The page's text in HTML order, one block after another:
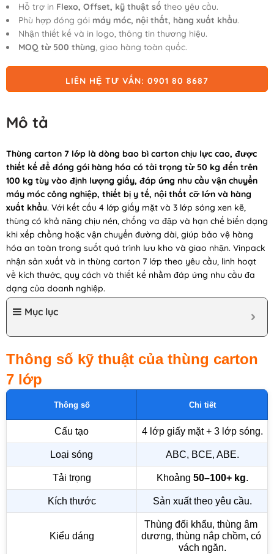
Hỗ trợ in Flexo, Offset, kỹ thuật số theo yêu cầu.
Phù hợp đóng gói máy móc, nội thất, hàng xuất khẩu.
Nhận thiết kế và in logo, thông tin thương hiệu.
MOQ từ 500 thùng, giao hàng toàn quốc.
LIÊN HỆ TƯ VẤN: 0901 80 8687
Mô tả
Thùng carton 7 lớp là dòng bao bì carton chịu lực cao, được
thiết kế để đóng gói hàng hóa có tải trọng từ 50 kg đến trên
100 kg tùy vào định lượng giấy, đáp ứng nhu cầu vận chuyển
máy móc công nghiệp, thiết bị y tế, nội thất cỡ lớn và hàng
xuất khẩu. Với kết cấu 4 lớp giấy mặt và 3 lớp sóng xen kẽ,
thùng có khả năng chịu nén, chống va đập và hạn chế biến dạng
khi xếp chồng hoặc vận chuyển đường dài, giúp bảo vệ hàng
hóa an toàn trong suốt quá trình lưu kho và giao nhận. Vinpack
nhận sản xuất và in thùng carton 7 lớp theo yêu cầu, linh hoạt
về kích thước, quy cách và thiết kế nhằm đáp ứng nhu cầu đa
dạng của doanh nghiệp.
Mục lục
Thông số kỹ thuật của thùng carton
7 lớp
Thông số Chi tiết
Cấu tạo 4 lớp giấy mặt + 3 lớp sóng.
Loại sóng ABC, BCE, ABE.
Tải trọng Khoảng 50–100+ kg.
Kích thước Sản xuất theo yêu cầu.
Kiểu dáng
Thùng đối khẩu, thùng âm
dương, thùng nắp chồm, có
vách ngăn.